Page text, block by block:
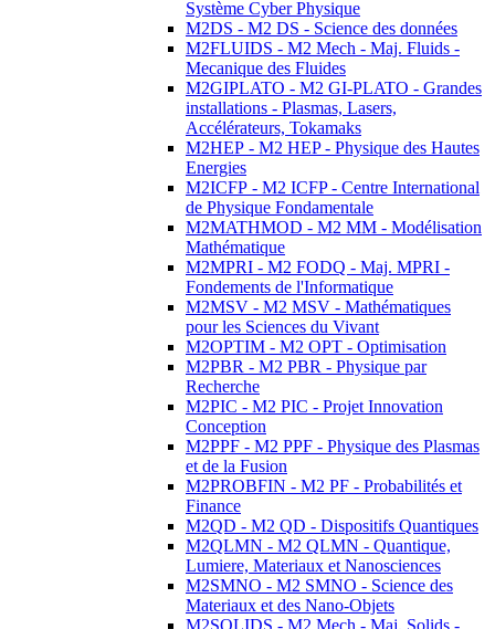
Système Cyber Physique
M2DS - M2 DS - Science des données
M2FLUIDS - M2 Mech - Maj. Fluids -
Mecanique des Fluides
M2GIPLATO - M2 GI-PLATO - Grandes
installations - Plasmas, Lasers,
Accélérateurs, Tokamaks
M2HEP - M2 HEP - Physique des Hautes
Energies
M2ICFP - M2 ICFP - Centre International
de Physique Fondamentale
M2MATHMOD - M2 MM - Modélisation
Mathématique
M2MPRI - M2 FODQ - Maj. MPRI -
Fondements de l'Informatique
M2MSV - M2 MSV - Mathématiques
pour les Sciences du Vivant
M2OPTIM - M2 OPT - Optimisation
M2PBR - M2 PBR - Physique par
Recherche
M2PIC - M2 PIC - Projet Innovation
Conception
M2PPF - M2 PPF - Physique des Plasmas
et de la Fusion
M2PROBFIN - M2 PF - Probabilités et
Finance
M2QD - M2 QD - Dispositifs Quantiques
M2QLMN - M2 QLMN - Quantique,
Lumiere, Materiaux et Nanosciences
M2SMNO - M2 SMNO - Science des
Materiaux et des Nano-Objets
M2SOLIDS - M2 Mech - Maj. Solids -